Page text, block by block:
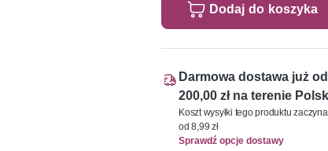
Dodaj do koszyka
Darmowa dostawa już od
200,00 zł na terenie
Koszt wysyłki tego produktu
od 8,99 zł
Sprawdź opcje dostawy